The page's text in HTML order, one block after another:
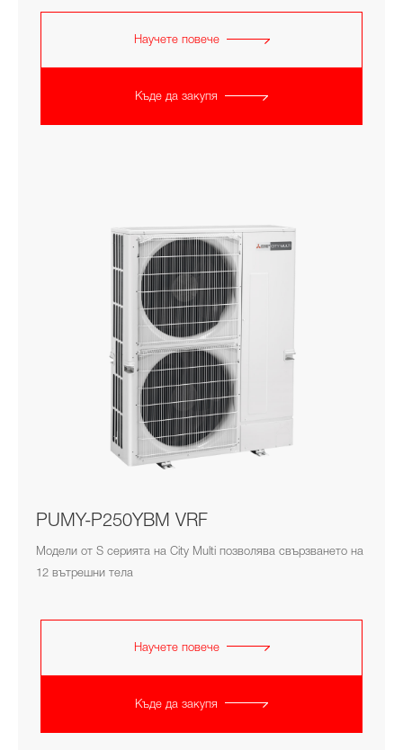
Научете повече
Къде да закупя
PUMY-P250YBM VRF
Модели от S серията на City Multi позволява свързването на
12 вътрешни тела
Научете повече
Къде да закупя